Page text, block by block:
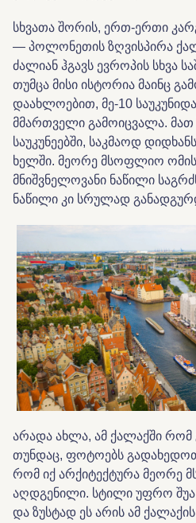
სხვათა შორის, ერთ-ერთი
— პოლონეთის ზღვისპირა
ძალიან ჰგავს ევროპის სხვა
თუმცა მისი ისტორია მაინც
დაახლოებით, მე-10
მმართველი გამოიცვალა. მათ
საუკუნეებში, საკმაოდ
ხელში. მეორე მსოფლიო
მნიშვნელოვანი ნაწილი
ნაწილი კი სრულად
არადა ახლა, ამ ქალაქში რომ
თუნდაც, ფოტოებს
რომ იქ არქიტექტურა მეორე
აღდგენილი. სტილი უფრო შუა
და ზუსტად ეს არის ამ